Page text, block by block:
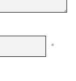
*